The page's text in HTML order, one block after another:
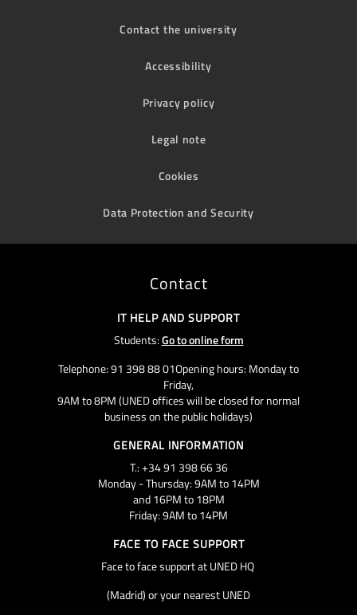
Contact the university
Accessibility
Privacy policy
Legal note
Cookies
Data Protection and Security
Contact
IT HELP AND SUPPORT
Students:Go to online form
Telephone: 91 398 88 01Opening hours: Monday to
Friday,
9AM to 8PM (UNED offices will be closed for normal
business on the public holidays)
GENERAL INFORMATION
T.: +34 91 398 66 36
Monday - Thursday: 9AM to 14PM
and 16PM to 18PM
Friday: 9AM to 14PM
FACE TO FACE SUPPORT
Face to face support at UNED HQ
(Madrid) or your nearest UNED